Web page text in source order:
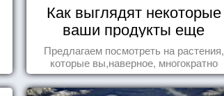
Как выглядят некоторые
ваши продукты еще
живыми?
Предлагаем посмотреть на растения,
которые вы,наверное, многократно
видели , но никогда не представляли
себе, что употребляете их в пищу.